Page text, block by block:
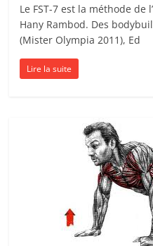
Le FST-7 est la méthode
Hany Rambod. Des
(Mister Olympia 2011), Ed
Lire la suite